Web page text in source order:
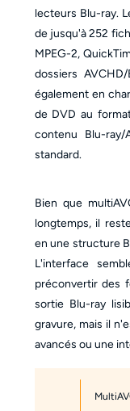
lecteurs Blu-ray.
de jusqu'à 252
MPEG-2,
dossiers
également en
de DVD au
contenu Blu-
standard.
Bien que
longtemps, il
en une structure
L'interface
préconvertir des
sortie Blu-ray
gravure, mais il
avancés ou une